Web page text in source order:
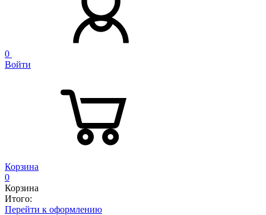
0
Войти
Корзина
0
Корзина
Итого:
Перейти к оформлению